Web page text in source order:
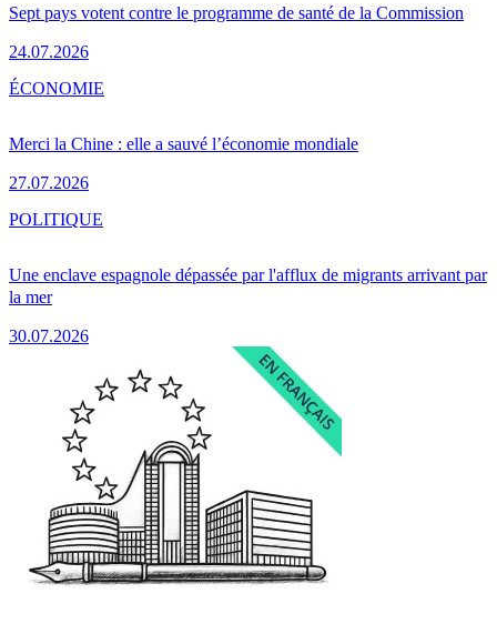
Sept pays votent contre le programme de santé de la Commission
24.07.2026
Merci la Chine : elle a sauvé l’économie mondiale
27.07.2026
ÉCONOMIE
Une enclave espagnole dépassée par l'afflux de migrants arrivant par
la mer
30.07.2026
POLITIQUE